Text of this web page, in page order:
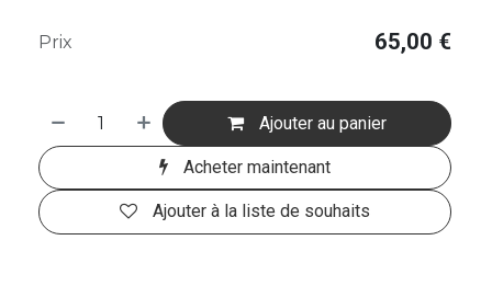
Ajouter au panier
Acheter maintenant
Ajouter à la liste de souhaits
Prix 65,00 €